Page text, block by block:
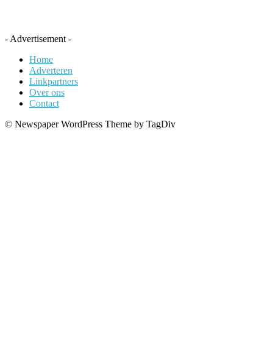
- Advertisement -
Home
Adverteren
Linkpartners
Over ons
Contact
© Newspaper WordPress Theme by TagDiv